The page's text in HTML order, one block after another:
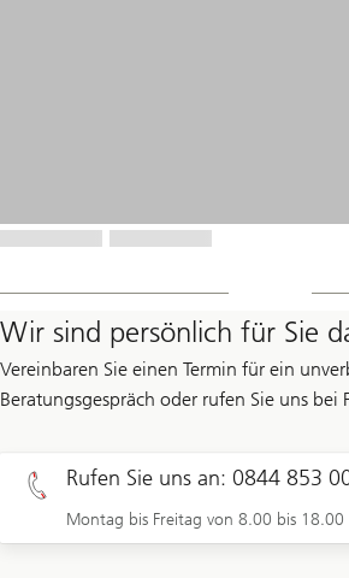
Wir sind persönlich für Sie
Vereinbaren Sie einen Termin für ein
Beratungsgespräch oder rufen Sie uns bei
Rufen Sie uns an: 0844 853
Montag bis Freitag von 8.00 bis 18.00